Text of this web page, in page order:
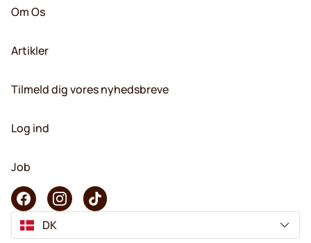
Om Os
Artikler
Tilmeld dig vores nyhedsbreve
Log ind
Job
DK